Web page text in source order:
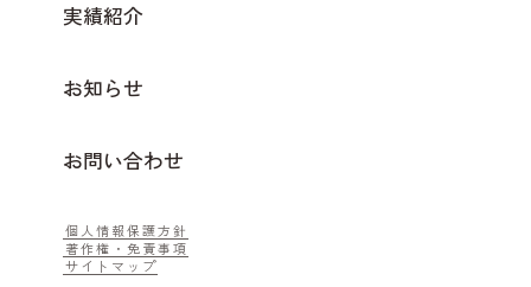
実績紹介
お知らせ
お問い合わせ
個人情報保護方針
著作権・免責事項
サイトマップ